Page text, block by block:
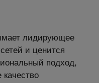
лидирующее
и ценится
подход,